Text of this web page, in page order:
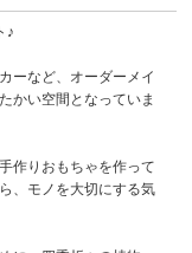
♪
ーなど、オーダーメイ
かい空間となっていま
作りおもちゃを作って
、モノを大切にする気